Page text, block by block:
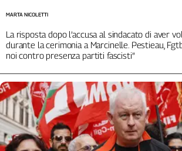
Inserti
Idea
Diffusa
InFlai
Le
trasmissioni
tv
Work
in
Progress
La risposta dopo l’accusa al sindacato di aver
durante la cerimonia a Marcinelle. Pestieau,
noi contro presenza partiti fascisti”
MARTA NICOLETTI